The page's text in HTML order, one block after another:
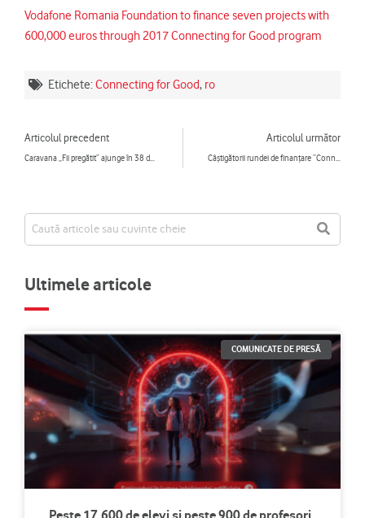
Vodafone Romania Foundation to finance seven projects with
600,000 euros through 2017 Connecting for Good program
Etichete:Connecting for Good, ro
Articolul precedent
Caravana „Fii pregătit” ajunge în 38 de localități în următoarele patru luni
Articolul următor
Câștigătorii rundei de finanțare ”Connecting for Good”, ediția 2017
Ultimele articole
COMUNICATE DE PRESĂ
Peste 17.600 de elevi și peste 900 de profesori